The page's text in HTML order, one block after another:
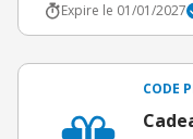
Expire le 01/01/2027
CODE